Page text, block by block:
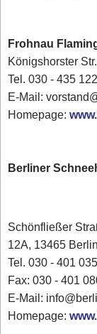
Frohnau
Königshorster
Tel. 030 - 435
E-Mail:
Homepage:
Berliner
Schönfließer
12A, 13465 Berlin
Tel. 030 - 401
Fax: 030 - 401
E-Mail:
Homepage: